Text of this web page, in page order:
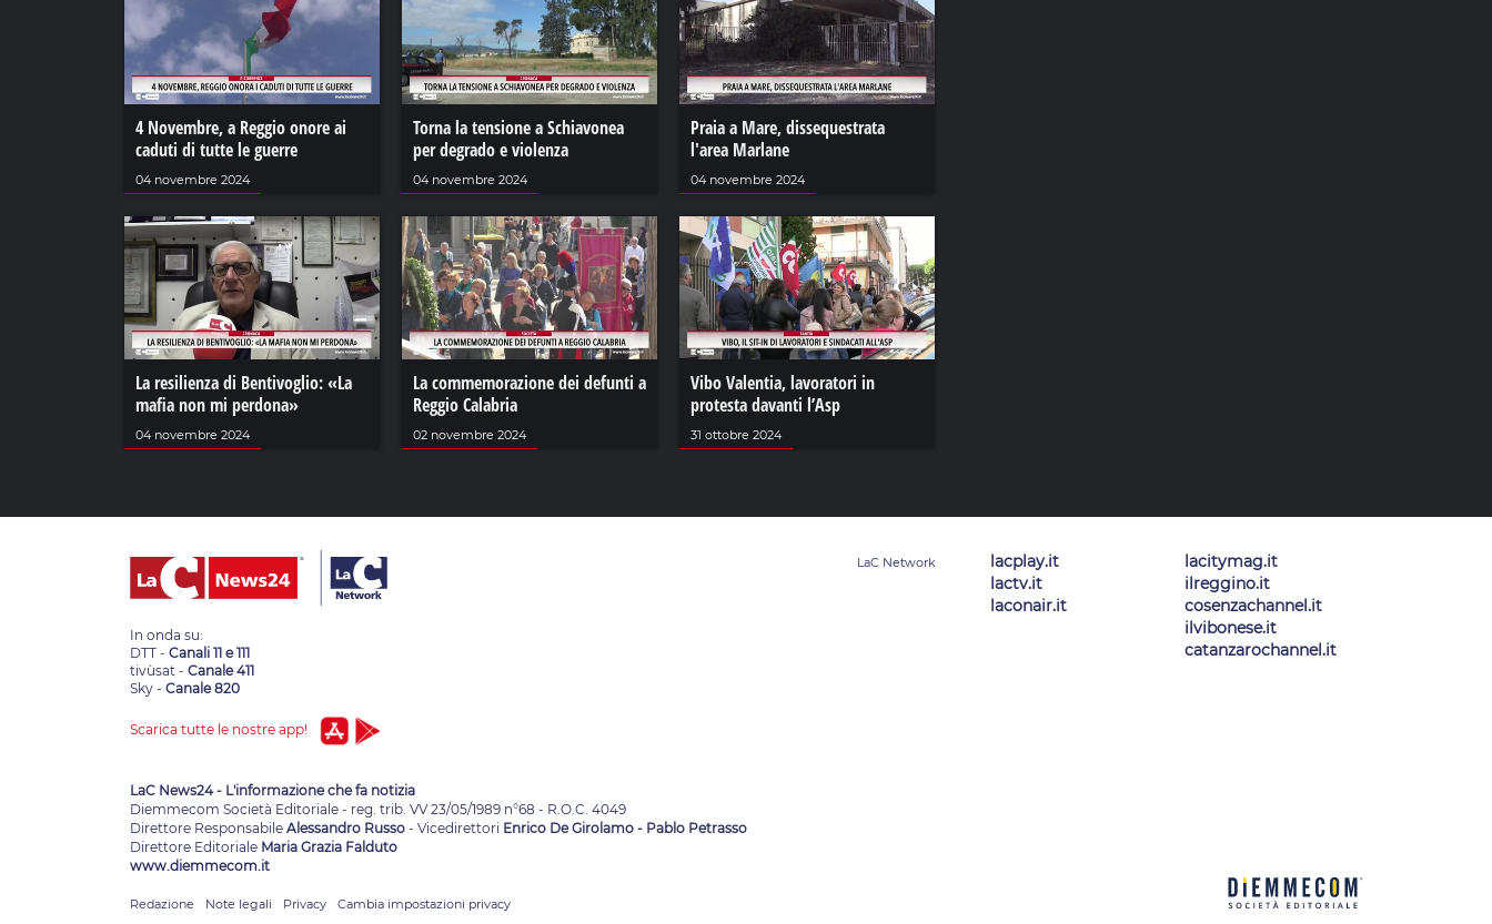
4 Novembre, a Reggio onore ai
caduti di tutte le guerre
04 novembre 2024
Torna la tensione a Schiavonea
per degrado e violenza
04 novembre 2024
Praia a Mare, dissequestrata
l'area Marlane
04 novembre 2024
La resilienza di Bentivoglio: «La
mafia non mi perdona»
04 novembre 2024
La commemorazione dei defunti a
Reggio Calabria
02 novembre 2024
Vibo Valentia, lavoratori in
protesta davanti l’Asp
31 ottobre 2024
In onda su:
DTT - Canali 11 e 111
tivùsat - Canale 411
Sky - Canale 820
Scarica tutte le nostre app!
lacplay.it
lactv.it
laconair.it
lacitymag.it
ilreggino.it
cosenzachannel.it
ilvibonese.it
catanzarochannel.it
LaC News24 - L'informazione che fa notizia
Diemmecom Società Editoriale - reg. trib. VV 23/05/1989 n°68 - R.O.C. 4049
Direttore Responsabile Alessandro Russo - Vicedirettori Enrico De Girolamo - Pablo Petrasso
Direttore Editoriale Maria Grazia Falduto
www.diemmecom.it
Redazione Note legali Privacy Cambia impostazioni privacy